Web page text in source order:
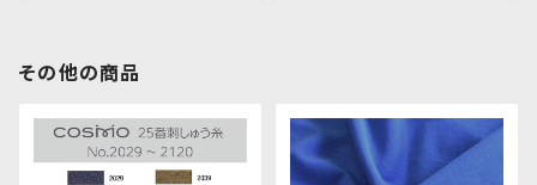
その他の商品